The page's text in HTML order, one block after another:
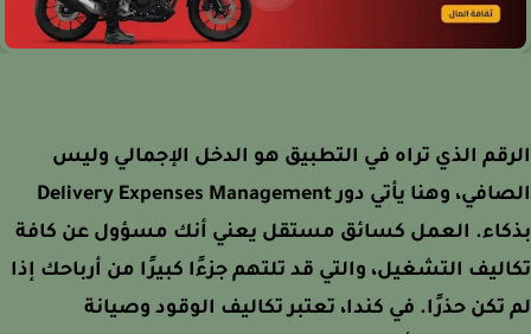
الذي تراه في التطبيق هو الدخل الإجمالي وليس
الصافي، وهنا يأتي دور Delivery Expenses Management
العمل كسائق مستقل يعني أنك مسؤول عن كافة
التشغيل، والتي قد تلتهم جزءًا كبيرًا من أرباحك إذا
تكن حذرًا. في كندا، تعتبر تكاليف الوقود وصيانة